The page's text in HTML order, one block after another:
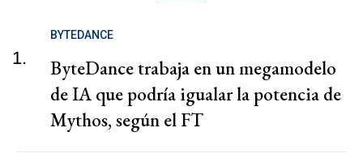
1.
BYTEDANCE
ByteDance trabaja en un megamodelo
de IA que podría igualar la potencia de
Mythos, según el FT